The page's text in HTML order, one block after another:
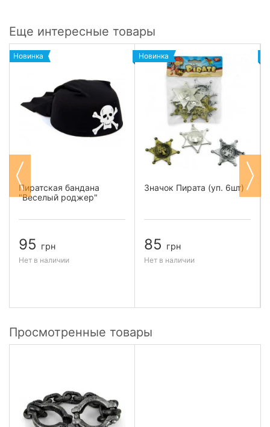
Еще интересные товары
Новинка
Пиратская бандана
"Веселый роджер"
95 грн
Нет в наличии
Новинка
Значок Пирата (уп. 6шт)
85 грн
Нет в наличии
Просмотренные товары